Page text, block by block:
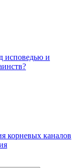
исповедью и
корневых каналов